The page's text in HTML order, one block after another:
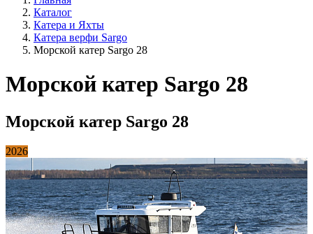
Каталог
Катера и Яхты
Катера верфи Sargo
Морской катер Sargo 28
Морской катер Sargo 28
Морской катер Sargo 28
2026